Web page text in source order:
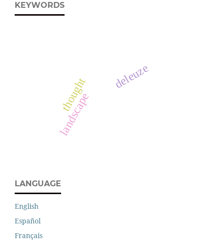
KEYWORDS
deleuze
landscape
thought
LANGUAGE
English
Español
Français